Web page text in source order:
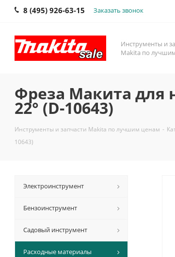
8 (495) 926-63-15 Заказать звонок
Инструменты и
Makita по
Фреза Макита для
22° (D-10643)
Инструменты и запчасти Makita по лучшим ценам -
10643)
Электроинструмент
Бензоинструмент
Садовый инструмент
Расходные материалы